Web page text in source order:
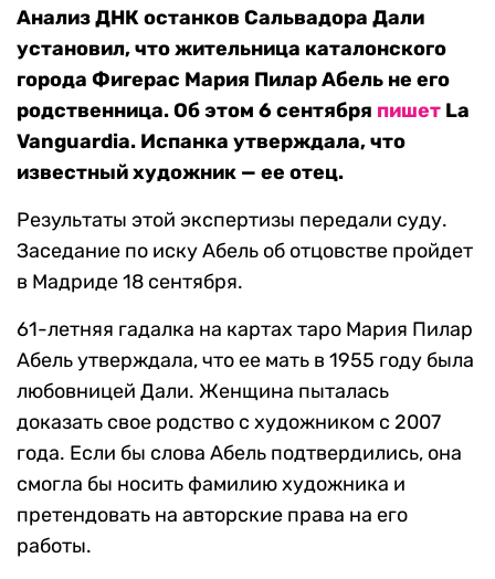
Анализ ДНК останков Сальвадора Дали
установил, что жительница каталонского
города Фигерас Мария Пилар Абель не его
родственница. Об этом 6 сентября пишет La
Vanguardia. Испанка утверждала, что
известный художник — ее отец.
Результаты этой экспертизы передали суду.
Заседание по иску Абель об отцовстве пройдет
в Мадриде 18 сентября.
61-летняя гадалка на картах таро Мария Пилар
Абель утверждала, что ее мать в 1955 году была
любовницей Дали. Женщина пыталась
доказать свое родство с художником с 2007
года. Если бы слова Абель подтвердились, она
смогла бы носить фамилию художника и
претендовать на авторские права на его
работы.